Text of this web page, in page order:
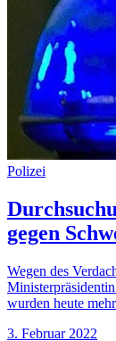
Polizei
gegen
Wegen des
wurden heute
3. Februar 2022